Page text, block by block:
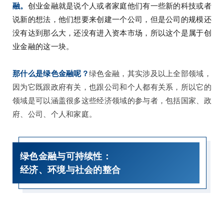
融。 创业金融就是说个人或者家庭他们有一些新的科技或者
说新的想法，他们想要来创建一个公司，但是公司的规模还
没有达到那么大，还没有进入资本市场，所以这个是属于创
业金融的这一块。
那什么是绿色金融呢？绿色金融，其实涉及以上全部领域，
因为它既跟政府有关，也跟公司和个人都有关系，所以它的
领域是可以涵盖很多这些经济领域的参与者，包括国家、政
府、公司、个人和家庭。
绿色金融与可持续性：
经济、环境与社会的整合